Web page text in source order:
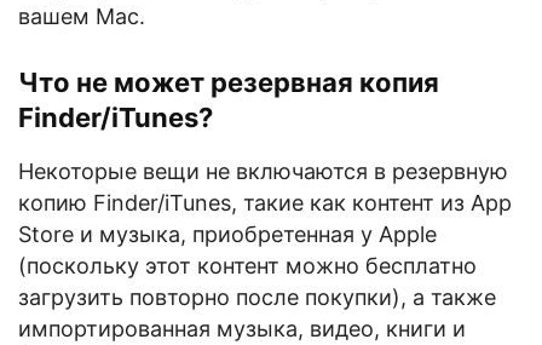
вашем Mac.
Что не может резервная копия
Finder/iTunes?
Некоторые вещи не включаются в резервную
копию Finder/iTunes, такие как контент из App
Store и музыка, приобретенная у Apple
(поскольку этот контент можно бесплатно
загрузить повторно после покупки), а также
импортированная музыка, видео, книги и